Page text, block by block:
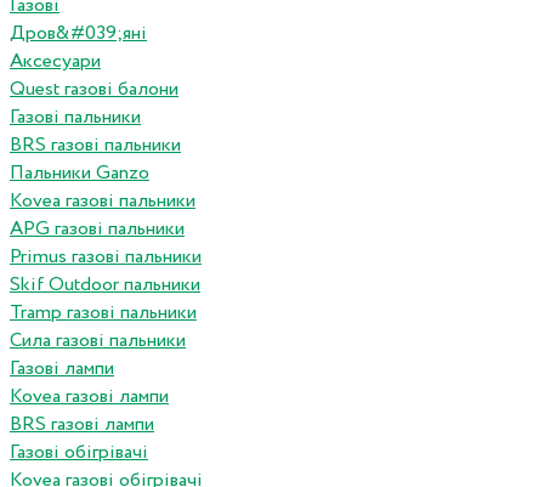
Газові
Дров&#039;яні
Аксесуари
Quest газові балони
Газові пальники
BRS газові пальники
Пальники Ganzo
Kovea газові пальники
APG газові пальники
Primus газові пальники
Skif Outdoor пальники
Tramp газові пальники
Сила газові пальники
Газові лампи
Kovea газові лампи
BRS газові лампи
Газові обігрівачі
Kovea газові обігрівачі